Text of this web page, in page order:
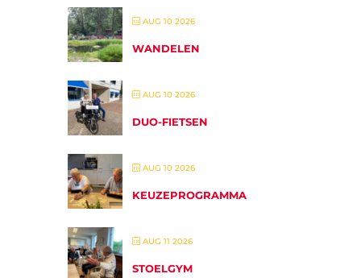
AUG 10 2026
WANDELEN
AUG 10 2026
DUO-FIETSEN
AUG 10 2026
KEUZEPROGRAMMA
AUG 11 2026
STOELGYM